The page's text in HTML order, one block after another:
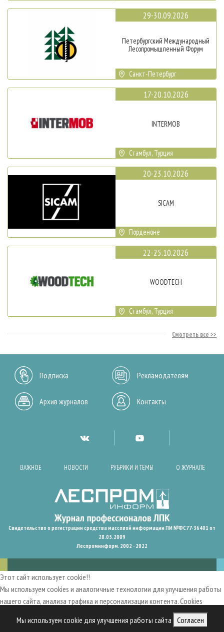
Мы используем cookie для улучшения работы сайта Согласен
29-30.09.2026
Петербургский Международный
Лесопромышленный Форум
Санкт-Петербург
17-20.10.2026
INTERMOB
Стамбул, Турция
20-23.10.2026
SICAM
Порденоне
22-25.10.2026
WOODTECH
Стамбул, Турция
Смотреть все
Подписка Рекламодателям
Архив журналов Контакты
ВАЖНОЕ НОВОСТИ РУБРИКИ И ТЕМЫ О ЖУРНАЛЕ
Свидетельство о регистрации средства массовой информации ПИ №ФС77-36401 от
28.05.2009
Леспроминформ. 2002 - 2022
Этот сайт использует cookie!!
Мы используем cookies и аналогичные технологии для улучшения работы
нашего сайта, анализа трафика и персонализации контента. Cookies
пользовательский опыт